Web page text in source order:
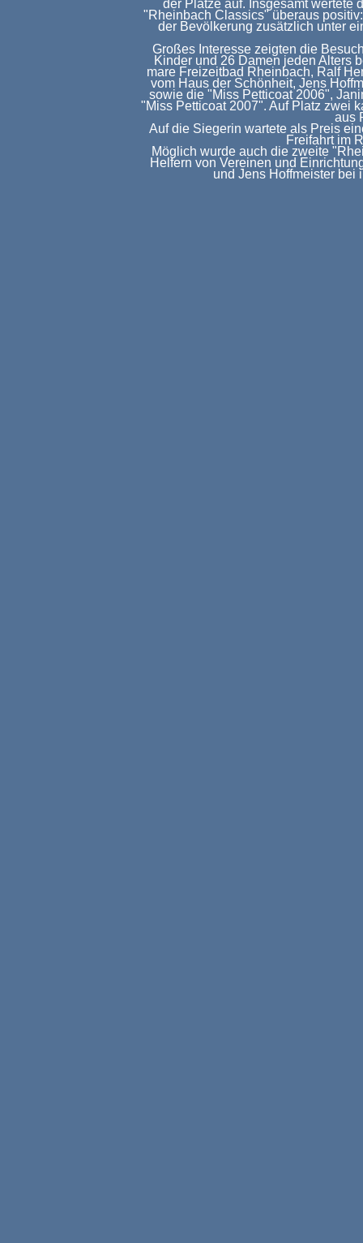
der Plätze auf. Insgesamt wertete
"Rheinbach Classics" überaus
der Bevölkerung zusätzlich unter
Großes Interesse zeigten die
Kinder und 26 Damen jeden Alters
mare Freizeitbad Rheinbach, Ralf
vom Haus der Schönheit, Jens
sowie die "Miss Petticoat 2006",
"Miss Petticoat 2007". Auf Platz zwei
aus
Auf die Siegerin wartete als Preis
Freifahrt im
Möglich wurde auch die zweite
Helfern von Vereinen und
und Jens Hoffmeister bei